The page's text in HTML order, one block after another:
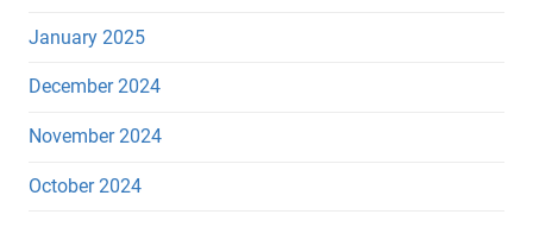
January 2025
December 2024
November 2024
October 2024